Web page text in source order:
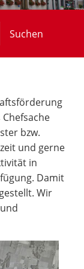
Suchen
bzw.
und gerne
in
Damit
Wir